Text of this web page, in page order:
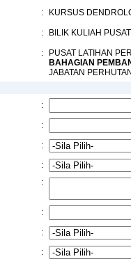
: KURSUS
: BILIK KULIAH
:
PUSAT LATIHAN
BAHAGIAN
JABATAN
:
:
:
:
:
:
:
: